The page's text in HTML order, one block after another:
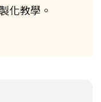
化教學。